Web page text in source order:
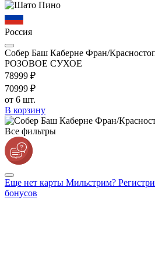
Россия
Собер Баш Каберне Фран/
РОЗОВОЕ СУХОЕ
78999 ₽
70999 ₽
от 6 шт.
В корзину
Все фильтры
Еще нет карты Мильстрим?
бонусов